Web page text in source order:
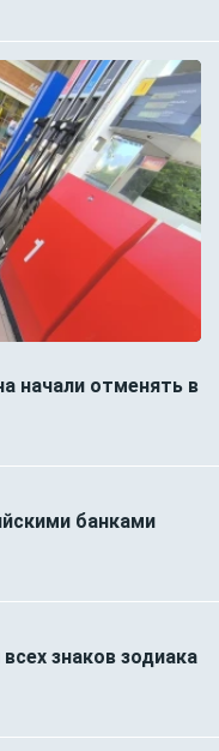
начали отменять в
банками
знаков зодиака